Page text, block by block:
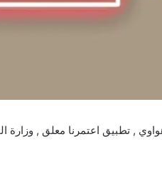
, تطبيق اعتمرنا معلق , وزارة